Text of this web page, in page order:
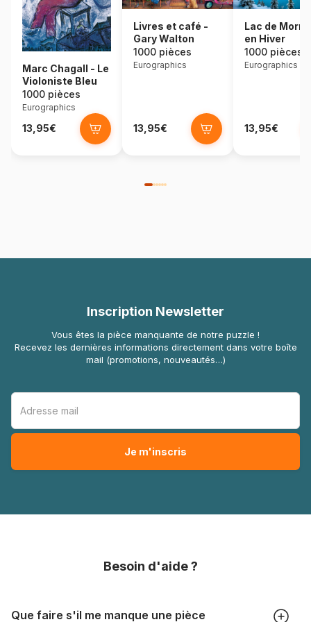
Marc Chagall - Le
Violoniste Bleu
1000 pièces
Eurographics
13,95€
Livres et café -
Gary Walton
1000 pièces
Eurographics
13,95€
Lac de
en Hiver
1000 pièces
Eurographics
13,95€
Inscription Newsletter
Vous êtes la pièce manquante de notre puzzle !
Recevez les dernières informations directement dans votre boîte
mail (promotions, nouveautés…)
Besoin d'aide ?
Que faire s'il me manque une pièce